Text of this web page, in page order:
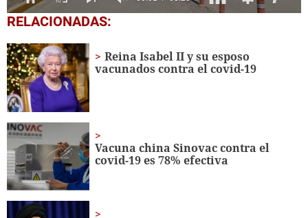
0
seconds
3
minutes,
28
seconds
RELACIONADAS:
Reina Isabel II y su esposo
vacunados contra el covid-19
Vacuna china Sinovac contra el
covid-19 es 78% efectiva